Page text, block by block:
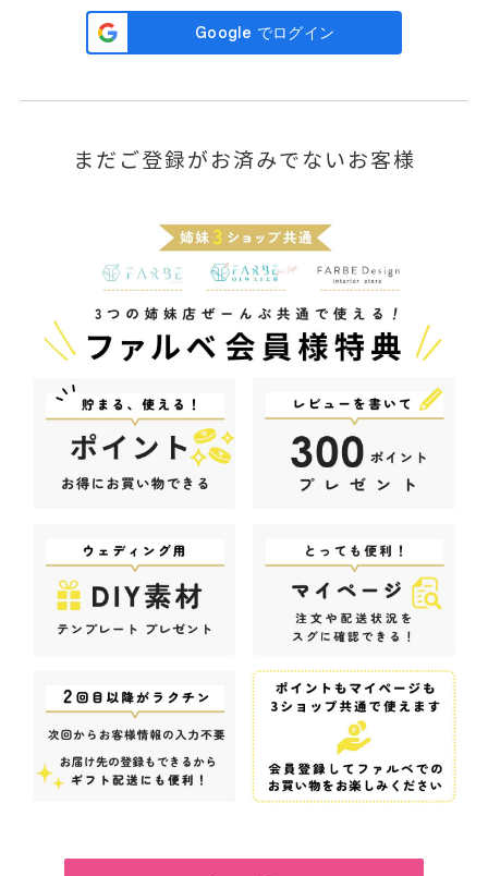
まだご登録がお済みでないお客様